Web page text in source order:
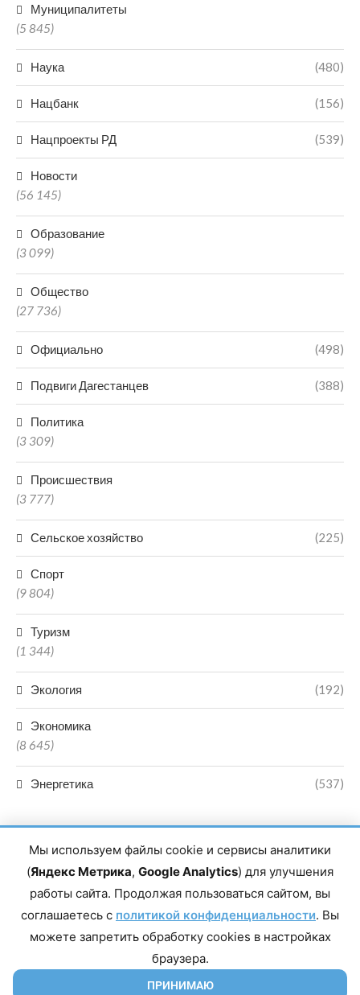
Муниципалитеты
(5 845)
Наука (480)
Нацбанк (156)
Нацпроекты РД (539)
Новости
(56 145)
Образование
(3 099)
Общество
(27 736)
Официально (498)
Подвиги Дагестанцев (388)
Политика
(3 309)
Происшествия
(3 777)
Сельское хозяйство (225)
Спорт
(9 804)
Туризм
(1 344)
Экология (192)
Экономика
(8 645)
Энергетика (537)
Главный редактор сетевого издания Магомаев Тимур Нухович.
Контакты редакции: 8(988)-292-94-34 Почта: vestiskfo@gmail.com По
Республика Дагестан, г. Махачкала, пр-т Насрутдинова, д. 1а. Все
права защищены. Копирование и использование полных материалов
запрещено, частичное цитирование возможно только при условии
Мы используем файлы cookie и сервисы аналитики
(Яндекс Метрика, Google Analytics) для улучшения
работы сайта. Продолжая пользоваться сайтом, вы
соглашаетесь с политикой конфиденциальности. Вы
можете запретить обработку cookies в настройках
браузера.
ПРИНИМАЮ